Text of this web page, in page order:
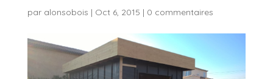
par alonsobois | Oct 6, 2015 | 0 commentaires